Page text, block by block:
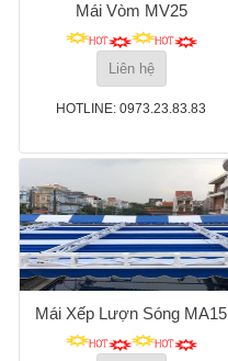
Mái Vòm MV25
Liên hệ
HOTLINE: 0973.23.83.83
Mái Xếp Lượn Sóng MA15